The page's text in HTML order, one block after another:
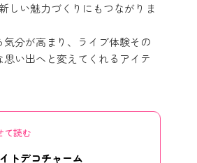
しい魅力づくりにもつながりま
気分が高まり、ライブ体験その
思い出へと変えてくれるアイテ
て読む
トデコチャーム